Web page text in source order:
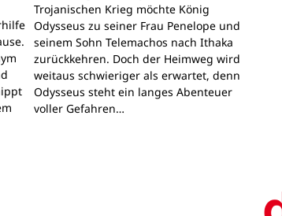
Trojanischen Krieg möchte König
Odysseus zu seiner Frau Penelope und
seinem Sohn Telemachos nach Ithaka
zurückkehren. Doch der Heimweg wird
weitaus schwieriger als erwartet, denn
Odysseus steht ein langes Abenteuer
voller Gefahren…